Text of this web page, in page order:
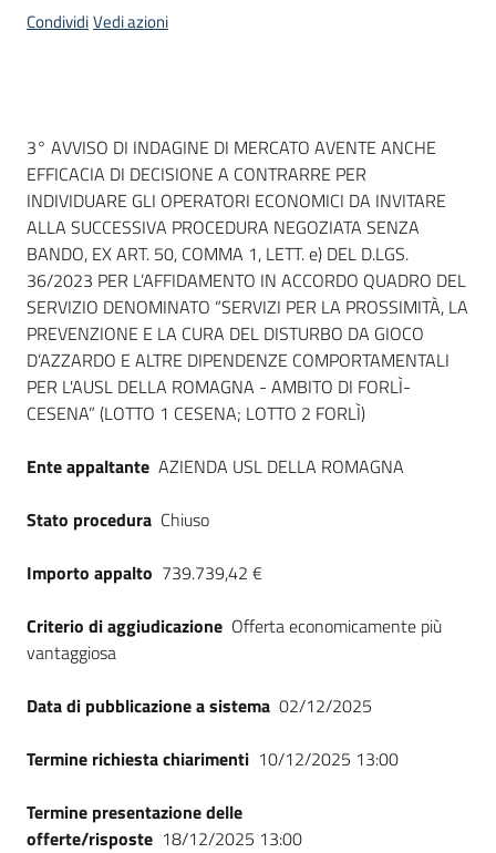
English
site
Seguici
su
CondividiVedi azioni
Dati del bando
3° AVVISO DI INDAGINE DI MERCATO AVENTE ANCHE
EFFICACIA DI DECISIONE A CONTRARRE PER
INDIVIDUARE GLI OPERATORI ECONOMICI DA INVITARE
ALLA SUCCESSIVA PROCEDURA NEGOZIATA SENZA
BANDO, EX ART. 50, COMMA 1, LETT. e) DEL D.LGS.
36/2023 PER L’AFFIDAMENTO IN ACCORDO QUADRO DEL
SERVIZIO DENOMINATO “SERVIZI PER LA PROSSIMITÀ, LA
PREVENZIONE E LA CURA DEL DISTURBO DA GIOCO
D’AZZARDO E ALTRE DIPENDENZE COMPORTAMENTALI
PER L'AUSL DELLA ROMAGNA - AMBITO DI FORLÌ-
CESENA” (LOTTO 1 CESENA; LOTTO 2 FORLÌ)
Ente appaltante AZIENDA USL DELLA ROMAGNA
Stato procedura Chiuso
Importo appalto 739.739,42 €
Criterio di aggiudicazione Offerta economicamente più
vantaggiosa
Data di pubblicazione a sistema 02/12/2025
Termine richiesta chiarimenti 10/12/2025 13:00
Termine presentazione delle
offerte/risposte 18/12/2025 13:00